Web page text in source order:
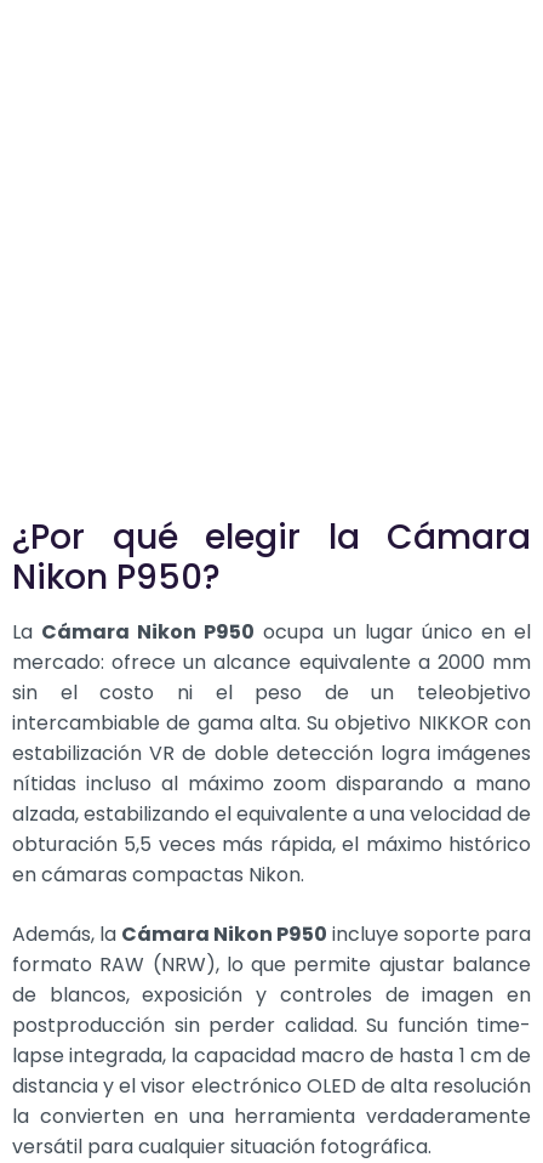
¿Por qué elegir la Cámara
Nikon P950?
La Cámara Nikon P950 ocupa un lugar único en el
mercado: ofrece un alcance equivalente a 2000 mm
sin el costo ni el peso de un teleobjetivo
intercambiable de gama alta. Su objetivo NIKKOR con
estabilización VR de doble detección logra imágenes
nítidas incluso al máximo zoom disparando a mano
alzada, estabilizando el equivalente a una velocidad de
obturación 5,5 veces más rápida, el máximo histórico
en cámaras compactas Nikon.
Además, la Cámara Nikon P950 incluye soporte para
formato RAW (NRW), lo que permite ajustar balance
de blancos, exposición y controles de imagen en
postproducción sin perder calidad. Su función time-
lapse integrada, la capacidad macro de hasta 1 cm de
distancia y el visor electrónico OLED de alta resolución
la convierten en una herramienta verdaderamente
versátil para cualquier situación fotográfica.